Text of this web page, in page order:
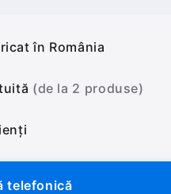
în România
(de la 2 produse)
telefonică